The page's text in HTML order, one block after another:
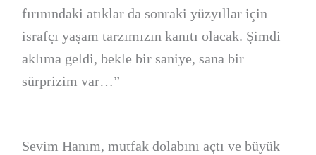
fırınındaki atıklar da sonraki yüzyıllar için
israfçı yaşam tarzımızın kanıtı olacak. Şimdi
aklıma geldi, bekle bir saniye, sana bir
sürprizim var…”
Sevim Hanım, mutfak dolabını açtı ve büyük